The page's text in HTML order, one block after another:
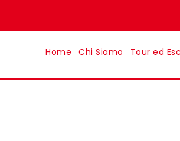
Home Chi Siamo Tour ed